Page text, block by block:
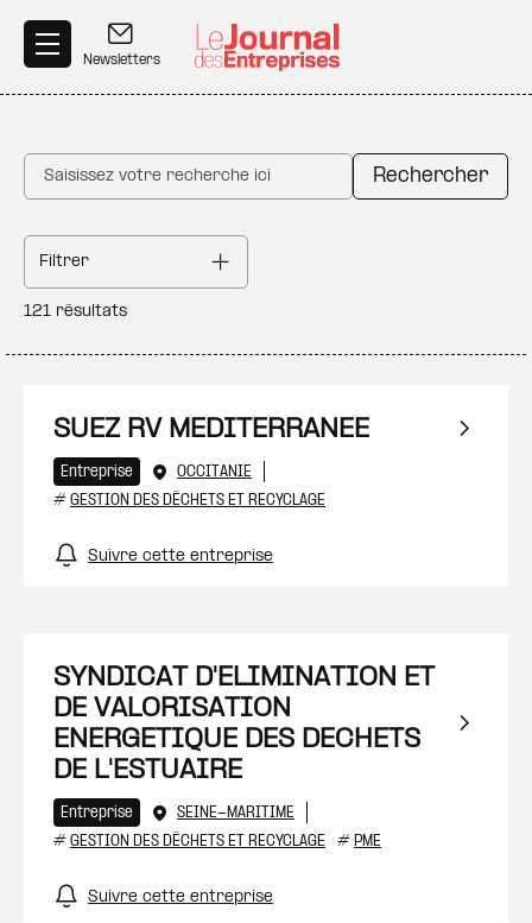
Newsletters
Rechercher sur le site
Filtrer
121 résultats
SUEZ RV MEDITERRANEE
Entreprise
OCCITANIE
# GESTION DES DÉCHETS ET RECYCLAGE
Suivre cette entreprise
SYNDICAT D'ELIMINATION ET
DE VALORISATION
ENERGETIQUE DES DECHETS
DE L'ESTUAIRE
Entreprise
SEINE-MARITIME
# GESTION DES DÉCHETS ET RECYCLAGE # PME
Suivre cette entreprise